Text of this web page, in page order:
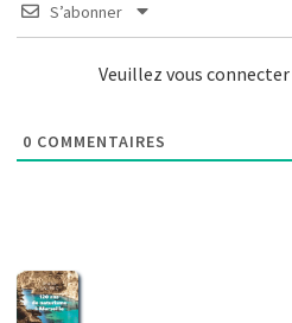
S’abonner
Veuillez vous
0 COMMENTAIRES